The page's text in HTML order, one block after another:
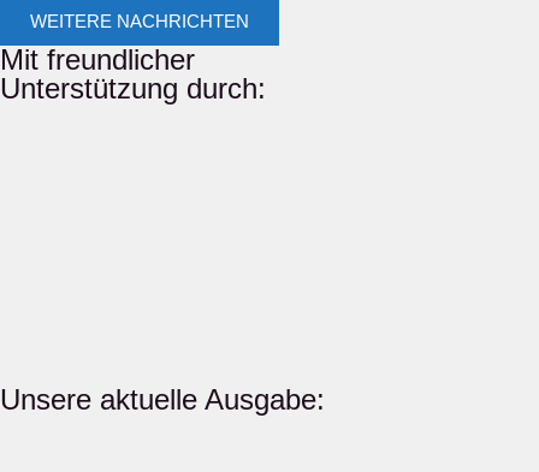
WEITERE NACHRICHTEN
Mit freundlicher
Unterstützung durch:
Unsere aktuelle Ausgabe: